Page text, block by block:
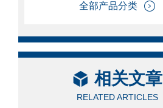
全部产品分类
相关文章
RELATED ARTICLES